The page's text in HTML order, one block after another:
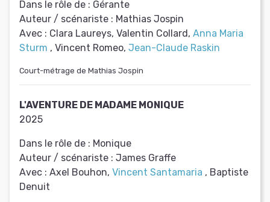
Dans le rôle de : Gérante
Auteur / scénariste : Mathias Jospin
Avec : Clara Laureys, Valentin Collard, Anna Maria
Sturm , Vincent Romeo, Jean-Claude Raskin
Court-métrage de Mathias Jospin
L'AVENTURE DE MADAME MONIQUE
2025
Dans le rôle de : Monique
Auteur / scénariste : James Graffe
Avec : Axel Bouhon, Vincent Santamaria , Baptiste
Denuit